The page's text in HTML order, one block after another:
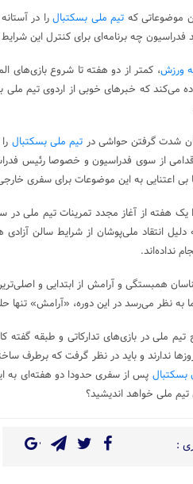
موضوعاتی که تیم ملی بسکتبالرا در
چه برنامه‌ای برای کنترل این شرایط
ورزش، کمتر از دو هفته تا شروع بازی‌های
می‌کند که خبرهای خوبی از اردوی تیم
شدت گرفتن حواشی در تیم ملی بسکتبال
از سوی فدراسیون و خصوصا رئیس
اعتنایی به این موضوعات برای سفری
هفته از آغاز مجدد تمرینات تیم ملی در
دلیل انتقاد ملی‌پوشان از شرایط سالن
نداده‌اند.
همبستگی و آرامش از ابتدایی و
به نظر می‌رسد در این دوره، «آرامش» تنها
تیم ملی در بازی‌های تدارکاتی و طبقه گفته
ندارند و باید در نظر گرفت که برطرف
بسکتبال پس از سفری حدودا دو هفته‌ای به
ملی خواهد اندیشید؟
: